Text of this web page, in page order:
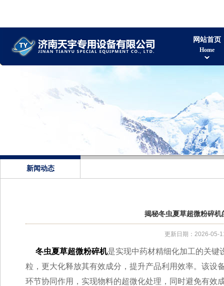
网站首页
Home
新闻动态
揭秘冬虫夏草超微粉碎
更新日期：2026-05-
冬虫夏草超微粉碎机是实现中药材精细化加工的关键
粒，更大化释放其有效成分，提升产品利用效率。该设
环节协同作用，实现物料的超微化处理，同时避免有效